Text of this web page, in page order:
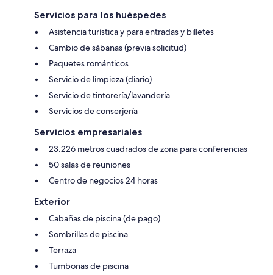
Servicios para los huéspedes
Asistencia turística y para entradas y billetes
Cambio de sábanas (previa solicitud)
Paquetes románticos
Servicio de limpieza (diario)
Servicio de tintorería/lavandería
Servicios de conserjería
Servicios empresariales
23.226 metros cuadrados de zona para conferencias
50 salas de reuniones
Centro de negocios 24 horas
Exterior
Cabañas de piscina (de pago)
Sombrillas de piscina
Terraza
Tumbonas de piscina